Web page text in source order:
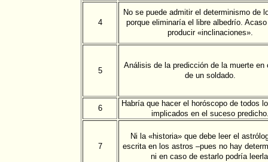
4
No se puede admitir el determinismo de
porque eliminaría el libre albedrío.
producir «inclinaciones».
5
Análisis de la predicción de la muerte en
de un soldado.
6
Habría que hacer el horóscopo de todos
implicados en el suceso
7
Ni la «historia» que debe leer el
escrita en los astros –pues no hay
ni en caso de estarlo podría